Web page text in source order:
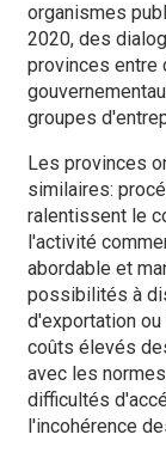
organismes
2020, des
provinces entre
groupes
Les provinces
similaires:
ralentissent le
l'activité
abordable et
possibilités à
d'exportation
coûts élevés
avec les
difficultés
l'incohérence